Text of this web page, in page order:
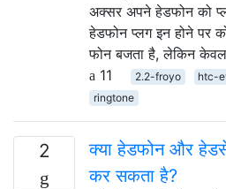
अक्सर अपने हेडफोन को
हेडफोन प्लग इन होने पर
फोन बजता है, लेकिन
11
2.2-froyo htc-
ringtone
2
क्या हेडफोन और
कर सकता है?